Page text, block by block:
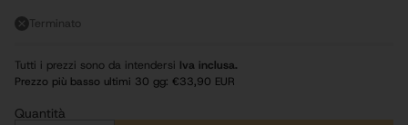
Terminato
Tutti i prezzi sono da intendersi Iva inclusa.
Prezzo più basso ultimi 30 gg: €33,90 EUR
Quantità